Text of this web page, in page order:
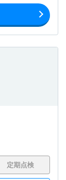
定期点検